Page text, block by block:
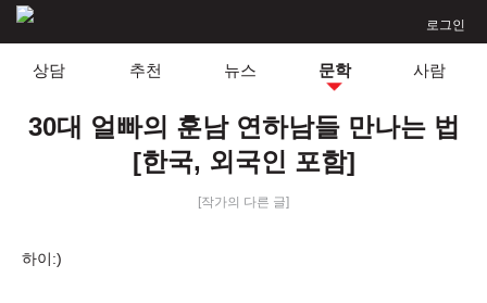
로그인
상담 추천 뉴스 문학 사람
30대 얼빠의 훈남 연하남들 만나는 법
[한국, 외국인 포함]
[작가의 다른 글]
하이:)